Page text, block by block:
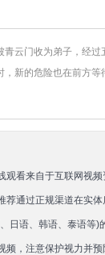
青云门收为弟子，经
，新的危险也在前方等
观看来自于互联网视
荐通过正规渠道在实
日语、韩语、泰语等
频，注意保护视力并预